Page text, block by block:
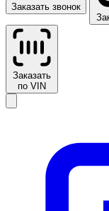
Заказать звонок
Заказать
по VIN